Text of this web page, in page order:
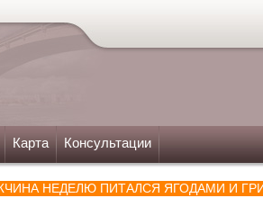
Карта Консультации
НЕДЕЛЮ ПИТАЛСЯ ЯГОДАМИ И